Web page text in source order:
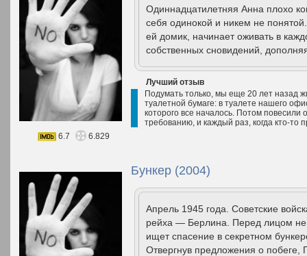
Одиннадцатилетняя Анна плохо
себя одинокой и никем не
ей домик, начинает оживать в
собственных сновидений,
Лучший отзыв
Подумать только, мы еще 20 лет назад
туалетной бумаге: в туалете нашего
которого все началось. Потом повесили
требованию, и каждый раз, когда кто-то
6.7
6.829
Бункер (2004)
Апрель 1945 года. Советские
рейха — Берлина. Перед лицом
ищет спасение в секретном
Отвергнув предложения о побеге,